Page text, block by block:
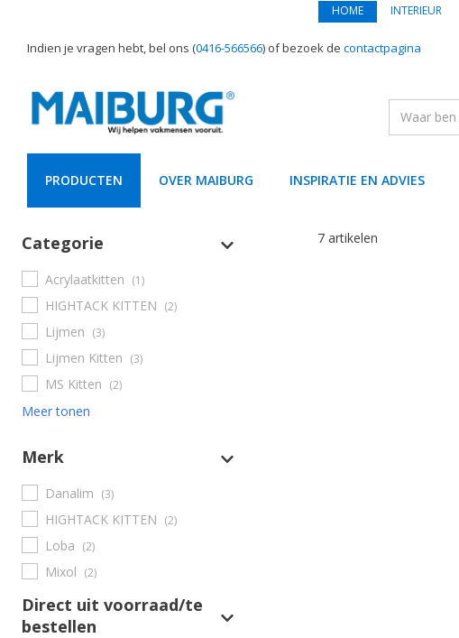
HOME INTERIEUR
Indien je vragen hebt, bel ons (0416-566566) of bezoek de contactpagina
PRODUCTEN OVER MAIBURG INSPIRATIE EN ADVIES
Categorie
Acrylaatkitten (1)
HIGHTACK KITTEN (2)
Lijmen (3)
Lijmen Kitten (3)
MS Kitten (2)
Meer tonen
Merk
Danalim (3)
HIGHTACK KITTEN (2)
Loba (2)
Mixol (2)
Direct uit voorraad/te
bestellen
7 artikelen